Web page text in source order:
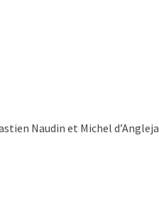
Naudin et Michel